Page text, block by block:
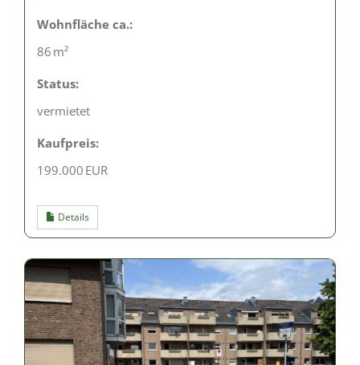
Wohnfläche ca.:
86 m²
Status:
vermietet
Kaufpreis:
199.000 EUR
Details